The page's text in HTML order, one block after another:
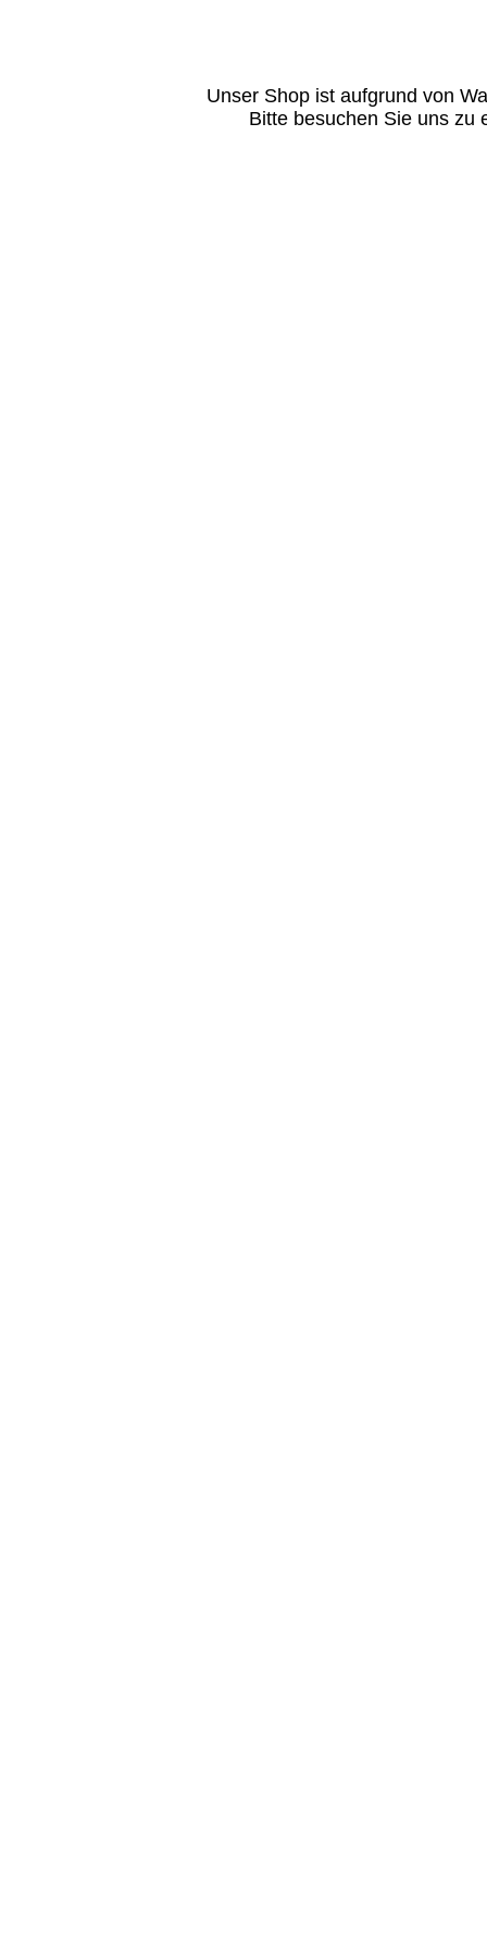
Unser Shop ist aufgrund von
Bitte besuchen Sie uns zu